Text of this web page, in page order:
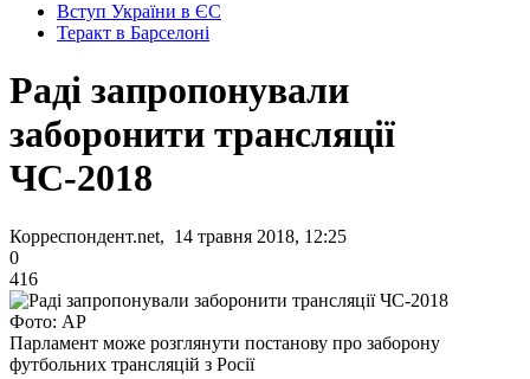
Вступ України в ЄС
Теракт в Барселоні
Раді запропонували
заборонити трансляції
ЧС-2018
Корреспондент.net, 14 травня 2018, 12:25
0
416
Фото: АР
Парламент може розглянути постанову про заборону
футбольних трансляцій з Росії